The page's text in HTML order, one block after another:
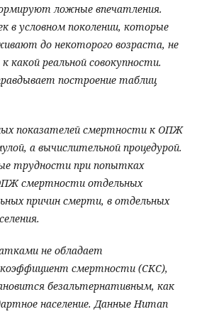
ложные впечатления.
в условном поколении, которые
до некоторого возраста, не
какой реальной совокупности.
построение таблиц
показателей смертности к ОПЖ
а вычислительной процедурой.
трудности при попытках
смертности отдельных
причин смерти, в отдельных
не обладает
смертности (СКС),
безальтернативным, как
население. Данные Human